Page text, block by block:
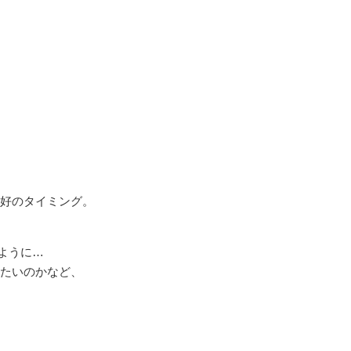
のタイミング。
うに…
いのかなど、